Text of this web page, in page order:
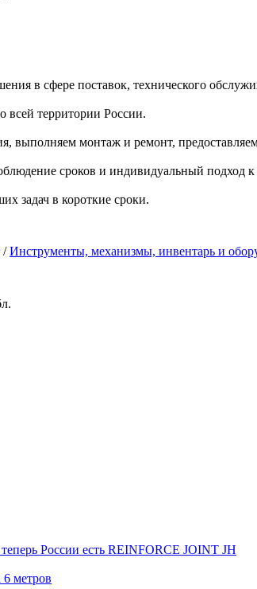
в сфере поставок, технического
всей территории России.
выполняем монтаж и ремонт,
сроков и индивидуальный подход
задач в короткие сроки.
/Инструменты, механизмы, инвентарь и
России есть REINFORCE JOINT JH
метров